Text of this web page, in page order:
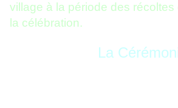
village à la période des
la célébration.
La